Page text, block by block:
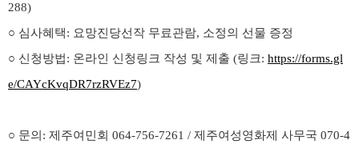
288)
○ 심사혜택: 요망진당선작 무료관람, 소정의 선물 증정
○ 신청방법: 온라인 신청링크 작성 및 제출 (링크: https://forms.gl
e/CAYcKvqDR7rzRVEz7)
○ 문의: 제주여민회 064-756-7261 / 제주여성영화제 사무국 070-4